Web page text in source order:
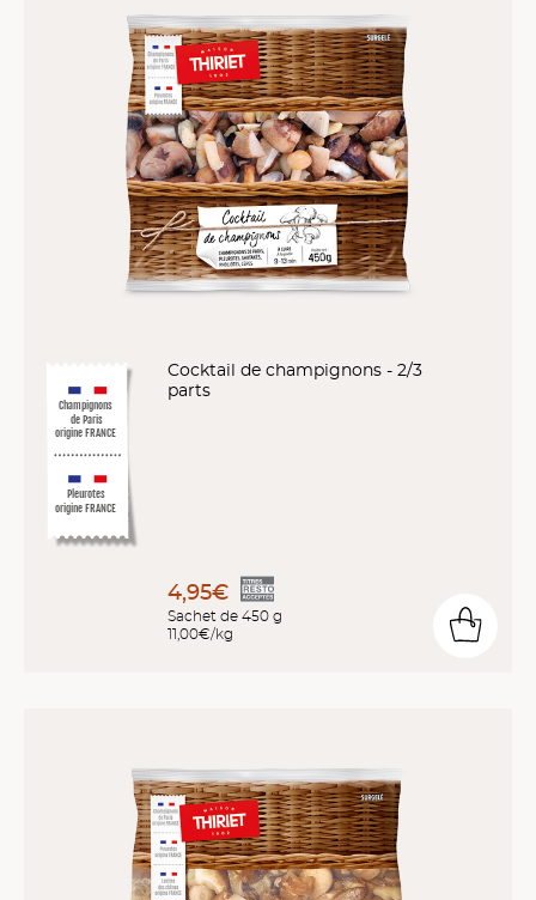
Champignons
de Paris
origine FRANCE
Pleurotes
origine FRANCE
Cocktail de champignons - 2/3
parts
4,95€
Sachet de 450 g
11,00€/kg